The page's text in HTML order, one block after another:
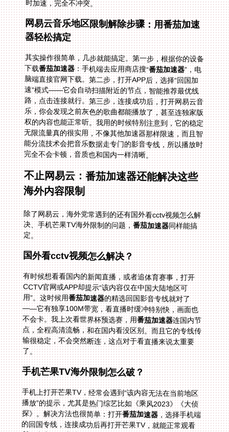
时加速，完全不冲突。
网易云音乐地区限制解除步骤：用番茄加速
器轻松搞定
其实操作很简单，几步就能搞定。第一步，根据你的设备
下载番茄加速器：手机端去应用商店搜“番茄加速器”，电
脑端直接官网下载。第二步，打开APP后，选择“回国加
速”模式——它会自动扫描附近的节点，智能推荐最优线
路，点击连接就行。第三步，连接成功后，打开网易云音
乐，你会发现之前灰色的歌曲都能播放了，甚至连独家版
权的内容也能正常听。我用的时候特别注意到，它的稳定
无限流量真的很实用，不像其他加速器那样限速，而且智
能分流技术会把音乐数据走专门的影音专线，所以播放时
完全不会卡顿，音质也和国内一样清晰。
不止网易云：番茄加速器还能解决这些
海外内容限制
除了网易云，海外党常遇到的还有国外看cctv视频怎么解
决、手机芒果TV海外限制的问题，番茄加速器同样能搞
定。
国外看cctv视频怎么解决？
有时候想看看国内的新闻直播，或者追体育赛事，打开
CCTV官网或APP却提示“该内容仅在中国大陆地区可
用”。这时候用番茄加速器的精选回国影音专线就对了
——它有独享100M带宽，看直播时缓冲特别快，画面也
不会卡。我上次看世界杯预选赛，用番茄加速器连国内节
点，全程高清流畅，和在国内看没区别。而且它的专线传
输很稳定，不会突然断连，这点对于看直播来说太重要
了。
手机芒果TV海外限制怎么破？
手机上打开芒果TV，经常会遇到“该内容无法在当前地区
播放”的提示，尤其是热门综艺比如《乘风2023》《大侦
探》。解决方法也很简单：打开番茄加速器，选择手机端
的回国专线，连接成功后再打开芒果TV，就能正常观看
所有内容了。我特别喜欢它的数据安全加密功能，用公共
WiFi的时候也不用担心隐私泄露，因为所有数据都是通过